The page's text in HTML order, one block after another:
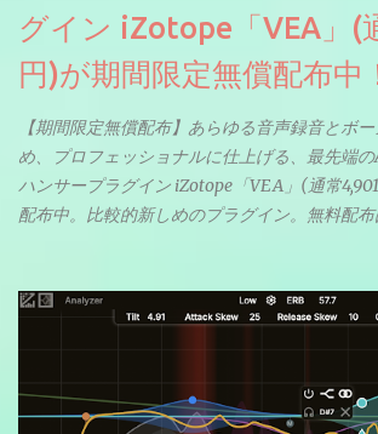
グイン iZotope「VEA」(
円)が期間限定無償配布中
【期間限定無償配布】あらゆる音声録音とボ
め、プロフェッショナルに仕上げる、最先端
ハンサープラグイン iZotope「VEA」(通常
配布中。比較的新しめのプラグイン。無料配